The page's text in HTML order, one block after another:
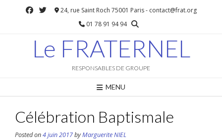
24, rue Saint Roch 75001 Paris - contact@frat.org
01 78 91 94 94
Le FRATERNEL
RESPONSABLES DE GROUPE
MENU
Célébration Baptismale
Posted on4 juin 2017byMarguerite NIEL